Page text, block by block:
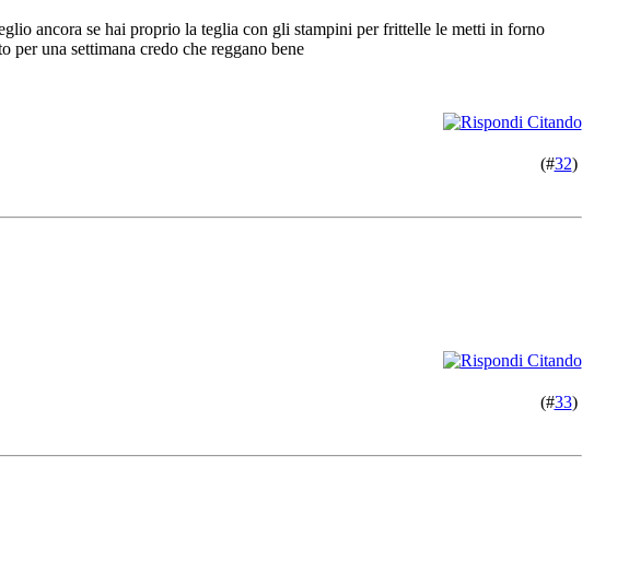
ancora se hai proprio la teglia con gli stampini per frittelle le metti in forno
una settimana credo che reggano bene
(#32)
(#33)